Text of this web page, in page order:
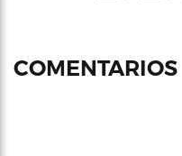
COMENTARIOS